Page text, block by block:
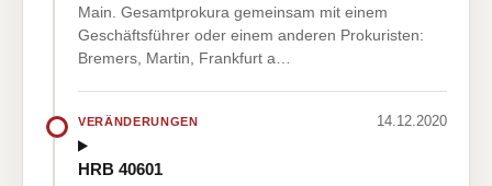
Main. Gesamtprokura gemeinsam mit einem
Geschäftsführer oder einem anderen Prokuristen:
Bremers, Martin, Frankfurt a…
VERÄNDERUNGEN 14.12.2020
HRB 40601